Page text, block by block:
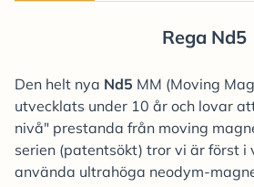
Rega Nd5
Den helt nya Nd5 MM (Moving
utvecklats under 10 år och lovar
nivå" prestanda från moving
serien (patentsökt) tror vi är först i
använda ultrahöga neodym-